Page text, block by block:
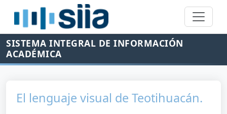
SISTEMA INTEGRAL DE INFORMACIÓN
ACADÉMICA
El lenguaje visual de Teotihuacán.